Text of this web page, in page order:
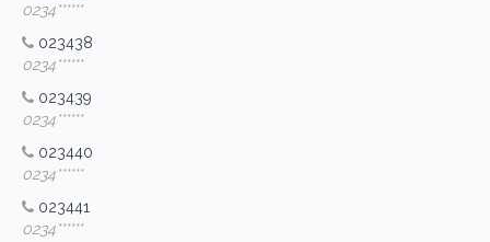
0234******
023438
0234******
023439
0234******
023440
0234******
023441
0234******